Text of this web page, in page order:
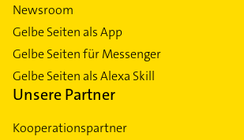
Newsroom
Gelbe Seiten als App
Gelbe Seiten für Messenger
Gelbe Seiten als Alexa Skill
Unsere Partner
Kooperationspartner